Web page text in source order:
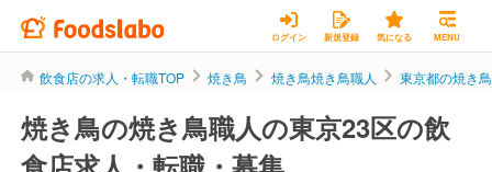
ログイン 新規登録 気になる MENU
飲食店の求人・転職TOP 焼き鳥 焼き鳥焼き鳥職人 東京都の焼き
焼き鳥の焼き鳥職人の東京23区の飲